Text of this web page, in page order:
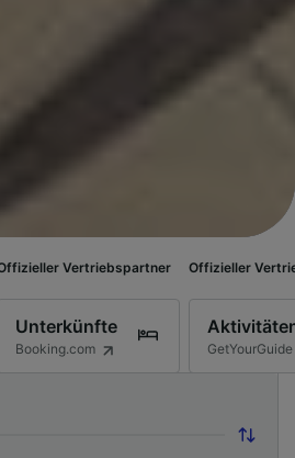
Offizieller Vertriebspartner
Unterkünfte
Booking.com GetYourGuide